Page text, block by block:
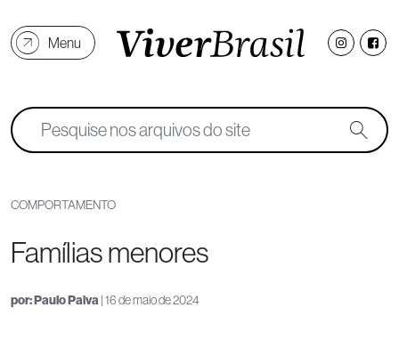
Menu
COMPORTAMENTO
Famílias menores
por:Paulo Paiva | 16 de maio de 2024